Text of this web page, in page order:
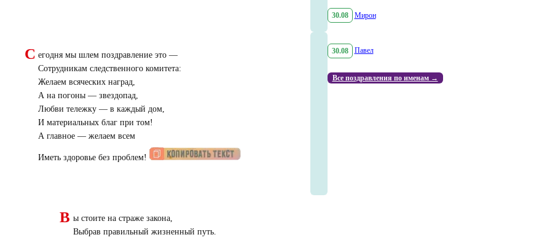
С егодня мы шлем поздравление это —
Сотрудникам следственного комитета:
Желаем всяческих наград,
А на погоны — звездопад,
Любви тележку — в каждый дом,
И материальных благ при том!
А главное — желаем всем
Иметь здоровье без проблем!
В ы стоите на страже закона,
Выбрав правильный жизненный путь.
30.08 Мирон
30.08 Павел
Все поздравления по именам →